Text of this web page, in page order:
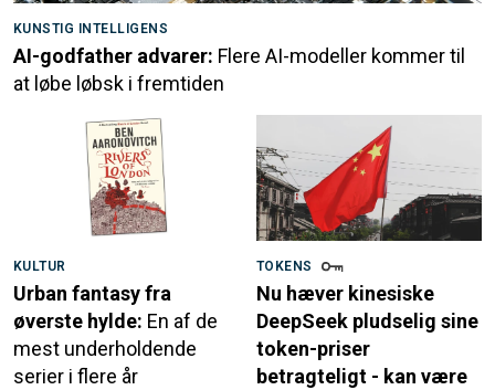
KUNSTIG INTELLIGENS
AI-godfather advarer: Flere AI-modeller kommer til
at løbe løbsk i fremtiden
KULTUR
Urban fantasy fra
øverste hylde: En af de
mest underholdende
serier i flere år
TOKENS
Nu hæver kinesiske
DeepSeek pludselig sine
token-priser
betragteligt - kan være